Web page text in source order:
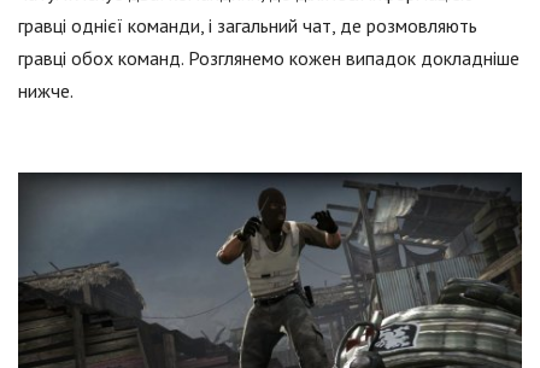
гравці однієї команди, і загальний чат, де розмовляють
гравці обох команд. Розглянемо кожен випадок докладніше
нижче.